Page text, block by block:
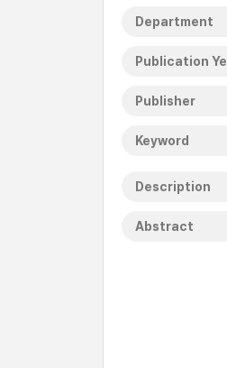
Department
Publication
Publisher
Keyword
Description
Abstract